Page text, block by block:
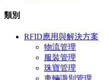
類別
RFID應用與解決方案
物流管理
服裝管理
珠寶管理
車輛識別管理